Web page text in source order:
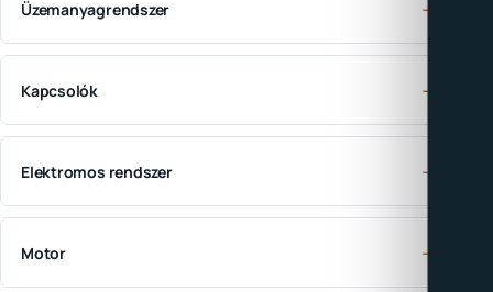
Üzemanyagrendszer →
Kapcsolók →
Elektromos rendszer →
Motor →